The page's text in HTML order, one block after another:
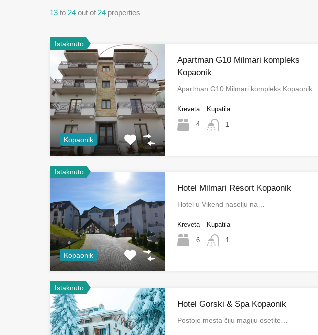
13 to 24 out of 24 properties
Istaknuto
Kopaonik
Apartman G10 Milmari kompleks
Kopaonik
Apartman G10 Milmari kompleks Kopaonik:…
Kreveta
4
Kupatila
1
Istaknuto
Kopaonik
Hotel Milmari Resort Kopaonik
Hotel u Vikend naselju na…
Kreveta
6
Kupatila
1
Istaknuto
Hotel Gorski & Spa Kopaonik
Postoje mesta čiju magiju osetite…